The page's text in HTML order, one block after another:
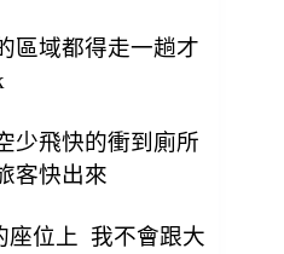
區域都得走一趟才
少飛快的衝到廁所
客快出來
座位上
我不會跟大